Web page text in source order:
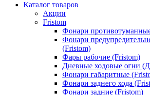
Каталог товаров
Акции
Fristom
Фонари
Фонари
(Fristom)
Фары рабочие (Fristom)
Дневные ходовые огни
Фонари габаритные
Фонари заднего хода
Фонари задние (Fristom)